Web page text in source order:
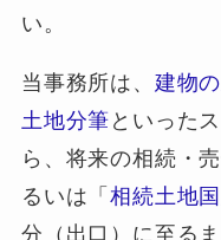
い。
当事務所は、 建物
土地分筆 といった
ら、将来の相続・
るいは「相続土地
分（出口）に至る